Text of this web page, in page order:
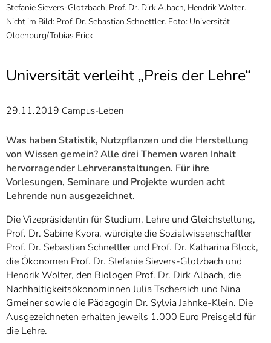
Stefanie Sievers-Glotzbach, Prof. Dr. Dirk Albach, Hendrik Wolter.
Nicht im Bild: Prof. Dr. Sebastian Schnettler. Foto: Universität
Oldenburg/Tobias Frick
Universität verleiht „Preis der Lehre“
29.11.2019 Campus-Leben
Was haben Statistik, Nutzpflanzen und die Herstellung
von Wissen gemein? Alle drei Themen waren Inhalt
hervorragender Lehrveranstaltungen. Für ihre
Vorlesungen, Seminare und Projekte wurden acht
Lehrende nun ausgezeichnet.
Die Vizepräsidentin für Studium, Lehre und Gleichstellung,
Prof. Dr. Sabine Kyora, würdigte die Sozialwissenschaftler
Prof. Dr. Sebastian Schnettler und Prof. Dr. Katharina Block,
die Ökonomen Prof. Dr. Stefanie Sievers-Glotzbach und
Hendrik Wolter, den Biologen Prof. Dr. Dirk Albach, die
Nachhaltigkeitsökonominnen Julia Tschersich und Nina
Gmeiner sowie die Pädagogin Dr. Sylvia Jahnke-Klein. Die
Ausgezeichneten erhalten jeweils 1.000 Euro Preisgeld für
die Lehre.